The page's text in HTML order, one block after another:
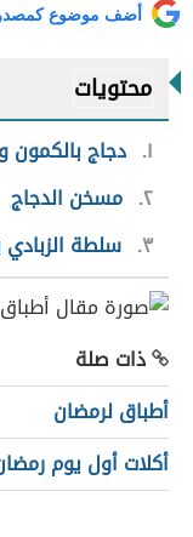
أضف موضوع
محتويات
١ دجاج بالكمون
٢ مسخن الدجاج
٣ سلطة الزبادي
ذات صلة
أطباق لرمضان
أكلات أول يوم